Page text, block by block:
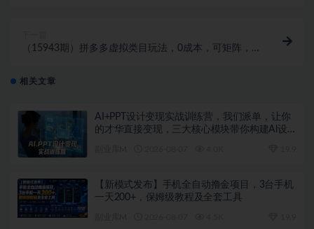
（15943期）拼多多虚拟类目玩法，0成本，可矩阵，
相关文章
AI+PPT设计变现实战训练营，我们派单，让你
的才华直接变现，三大核心模块带你构建Al设
【新模式发布】手机全自动撸金项目，3台手机
一天200+，保姆级教程及全套工具